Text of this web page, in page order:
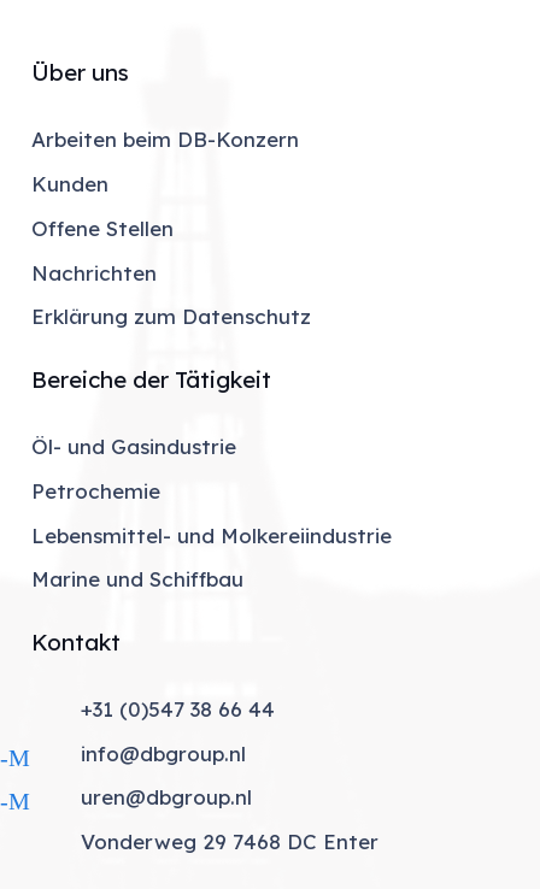
Über uns
Arbeiten beim DB-Konzern
Kunden
Offene Stellen
Nachrichten
Erklärung zum Datenschutz
Bereiche der Tätigkeit
Öl- und Gasindustrie
Petrochemie
Lebensmittel- und Molkereiindustrie
Marine und Schiffbau
Kontakt
+31 (0)547 38 66 44
Mailinfo@dbgroup.nl
Mailuren@dbgroup.nl
Vonderweg 29 7468 DC Enter